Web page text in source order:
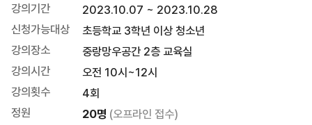
강의기간
2023.10.07 ~ 2023.10.28
신청가능대상
초등학교 3학년 이상 청소년
강의장소
중랑망우공간 2층 교육실
강의시간
오전 10시~12시
강의횟수
4회
정원
20명 (오프라인 접수)